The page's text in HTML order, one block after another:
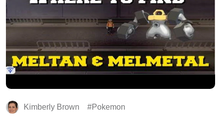
Kimberly Brown Pokemon